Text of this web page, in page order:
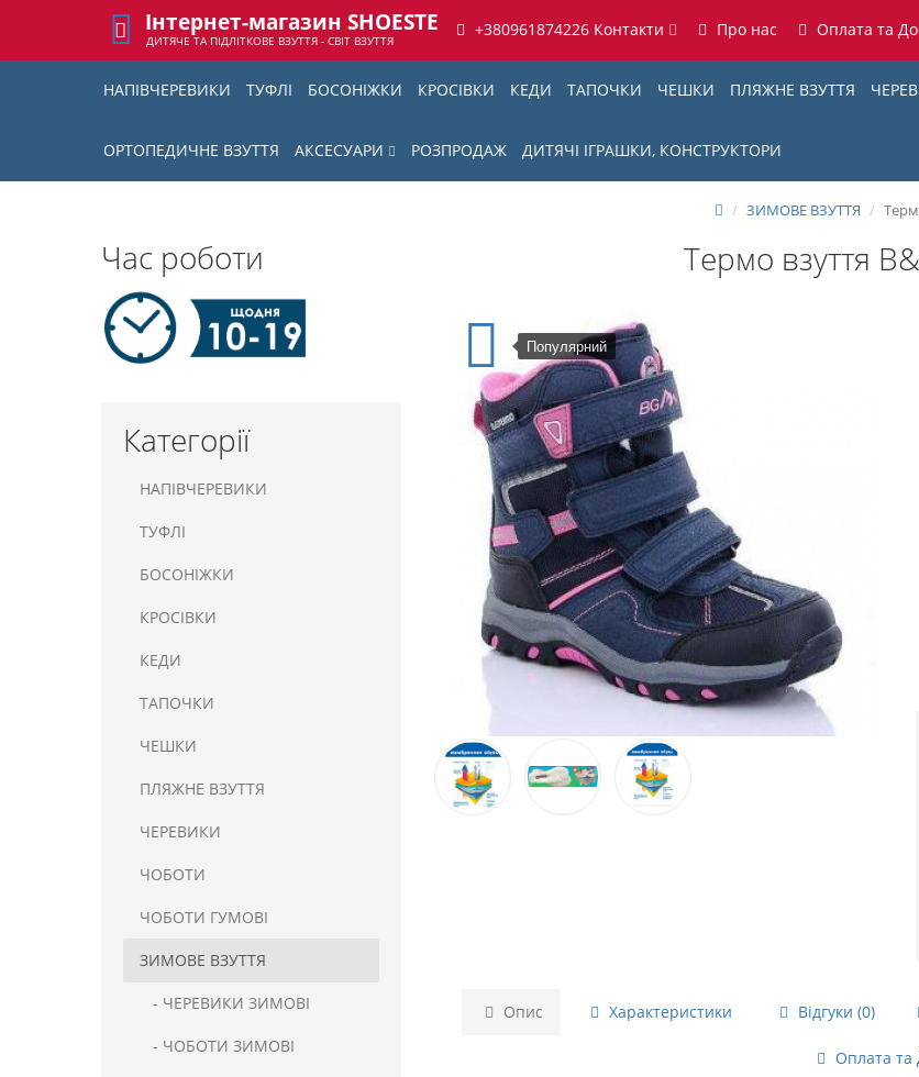
Інтернет-магазин SHOESTE
ДИТЯЧЕ ТА ПІДЛІТКОВЕ ВЗУТТЯ - СВІТ ВЗУТТЯ
+380961874226 Контакти Про нас Оплата та
НАПІВЧЕРЕВИКИ ТУФЛІ БОСОНІЖКИ КРОСІВКИ КЕДИ ТАПОЧКИ ЧЕШКИ ПЛЯЖНЕ ВЗУТТЯ
ОРТОПЕДИЧНЕ ВЗУТТЯ АКСЕСУАРИ РОЗПРОДАЖ ДИТЯЧІ ІГРАШКИ, КОНСТРУКТОРИ
Час роботи
Категорії
НАПІВЧЕРЕВИКИ
ТУФЛІ
БОСОНІЖКИ
КРОСІВКИ
КЕДИ
ТАПОЧКИ
ЧЕШКИ
ПЛЯЖНЕ ВЗУТТЯ
ЧЕРЕВИКИ
ЧОБОТИ
ЧОБОТИ ГУМОВІ
ЗИМОВЕ ВЗУТТЯ
- ЧЕРЕВИКИ ЗИМОВІ
- ЧОБОТИ ЗИМОВІ
ЗИМОВЕ ВЗУТТЯ
Термо взуття
Популярний
Опис Характеристики Відгуки (0)
Оплата та